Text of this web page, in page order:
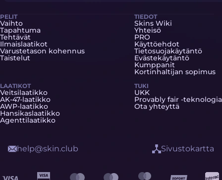
PELIT
Vaihto
Tapahtuma
Tehtävät
Ilmaislaatikot
Varustetason kohennus
Taistelut
LAATIKOT
Veitsilaatikko
AK-47-laatikko
AWP-laatikko
Hansikaslaatikko
Agenttilaatikko
TIEDOT
Skins Wiki
Yhteisö
PRO
Käyttöehdot
Tietosuojakäytäntö
Evästekäytäntö
Kumppanit
Kortinhaltijan sopimus
TUKI
UKK
Provably fair -teknologia
Ota yhteyttä
help@skin.club Sivustokartta